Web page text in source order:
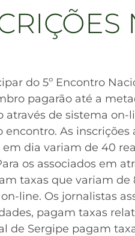
do 5º Encontro
pagarão até a
através de sistema on-
As inscrições
dia variam de 40
os associados em
taxas que variam
line. Os jornalistas
pagam taxas
de Sergipe pagam